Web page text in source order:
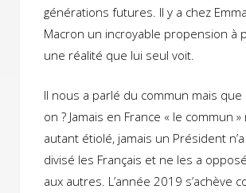
générations futures. Il y a chez
Macron un incroyable propension à
une réalité que lui seul voit.
Il nous a parlé du commun mais
on ? Jamais en France « le commun »
autant étiolé, jamais un Président
divisé les Français et ne les a
aux autres. L’année 2019 s’achève